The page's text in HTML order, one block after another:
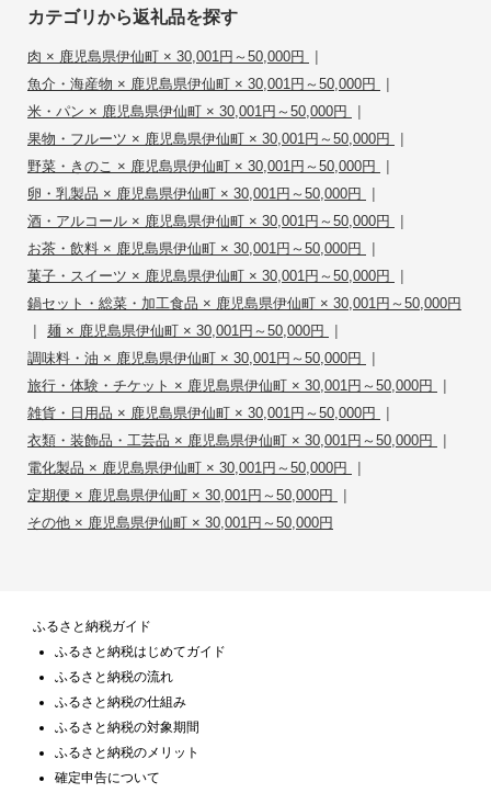
カテゴリから返礼品を探す
肉 × 鹿児島県伊仙町 × 30,001円～50,000円 |
魚介・海産物 × 鹿児島県伊仙町 × 30,001円～50,000円 |
米・パン × 鹿児島県伊仙町 × 30,001円～50,000円 |
果物・フルーツ × 鹿児島県伊仙町 × 30,001円～50,000円 |
野菜・きのこ × 鹿児島県伊仙町 × 30,001円～50,000円 |
卵・乳製品 × 鹿児島県伊仙町 × 30,001円～50,000円 |
酒・アルコール × 鹿児島県伊仙町 × 30,001円～50,000円 |
お茶・飲料 × 鹿児島県伊仙町 × 30,001円～50,000円 |
菓子・スイーツ × 鹿児島県伊仙町 × 30,001円～50,000円 |
鍋セット・総菜・加工食品 × 鹿児島県伊仙町 × 30,001円～50,000円
| 麺 × 鹿児島県伊仙町 × 30,001円～50,000円 |
調味料・油 × 鹿児島県伊仙町 × 30,001円～50,000円 |
旅行・体験・チケット × 鹿児島県伊仙町 × 30,001円～50,000円 |
雑貨・日用品 × 鹿児島県伊仙町 × 30,001円～50,000円 |
衣類・装飾品・工芸品 × 鹿児島県伊仙町 × 30,001円～50,000円 |
電化製品 × 鹿児島県伊仙町 × 30,001円～50,000円 |
定期便 × 鹿児島県伊仙町 × 30,001円～50,000円 |
その他 × 鹿児島県伊仙町 × 30,001円～50,000円
ふるさと納税ガイド
ふるさと納税はじめてガイド
ふるさと納税の流れ
ふるさと納税の仕組み
ふるさと納税の対象期間
ふるさと納税のメリット
確定申告について